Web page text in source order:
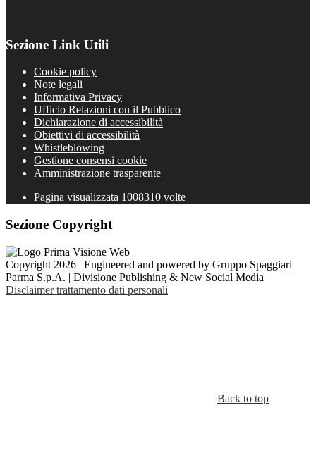
Sezione Link Utili
Cookie policy
Note legali
Informativa Privacy
Ufficio Relazioni con il Pubblico
Dichiarazione di accessibilità
Obiettivi di accessibilità
Whistleblowing
Gestione consensi cookie
Amministrazione trasparente
Pagina visualizzata 1008310 volte
Sezione Copyright
Copyright 2026 | Engineered and powered by Gruppo Spaggiari
Parma S.p.A. | Divisione Publishing & New Social Media
Disclaimer trattamento dati personali
Back to top